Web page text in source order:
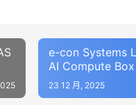
e-con Systems
23 12 月, 2025